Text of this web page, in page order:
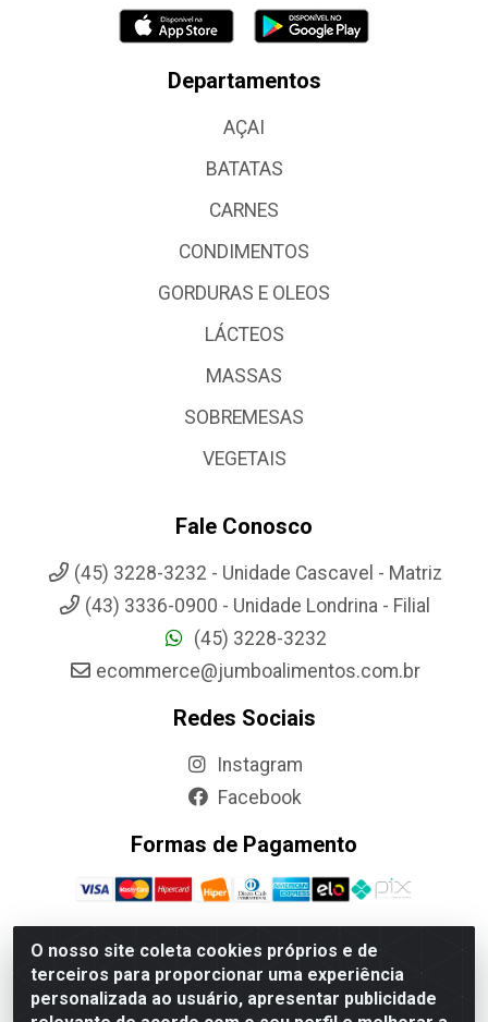
O nosso site coleta cookies próprios e de
terceiros para proporcionar uma experiência
personalizada ao usuário, apresentar publicidade
Departamentos
AÇAI
BATATAS
CARNES
CONDIMENTOS
GORDURAS E OLEOS
LÁCTEOS
MASSAS
SOBREMESAS
VEGETAIS
Fale Conosco
(45) 3228-3232 - Unidade Cascavel - Matriz
(43) 3336-0900 - Unidade Londrina - Filial
(45) 3228-3232
ecommerce@jumboalimentos.com.br
Redes Sociais
Instagram
Facebook
Formas de Pagamento
Jumbo Alimentos Cascavel - Matriz - Rua Itatiba Do Sul, 161 -
Santos Dumont, Cascavel-PR - CEP 85804-700- CNPJ